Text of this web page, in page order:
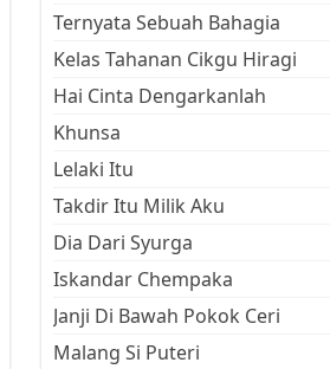
Ternyata Sebuah Bahagia
Kelas Tahanan Cikgu Hiragi
Hai Cinta Dengarkanlah
Khunsa
Lelaki Itu
Takdir Itu Milik Aku
Dia Dari Syurga
Iskandar Chempaka
Janji Di Bawah Pokok Ceri
Malang Si Puteri